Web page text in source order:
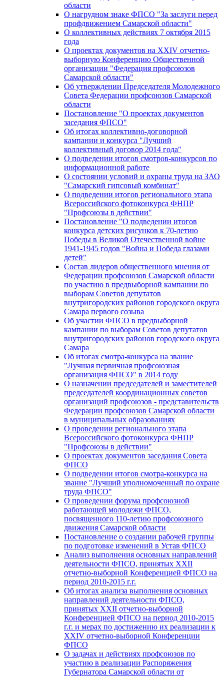
области
О нагрудном знаке ФПСО "За заслуги перед
профдвижением Самарской области"
О коллективных действиях 7 октября 2015
года
О проектах документов на XXIV отчетно-
выборную Конференцию Общественной
организации "Федерация профсоюзов
Самарской области"
Об утверждении Председателя Молодежного
Совета Федерации профсоюзов Самарской
области
Постановление "О проектах документов
заседания ФПСО"
Об итогах коллективно-договорной
кампании и конкурса "Лучший
коллективный договор 2014 года"
О подведении итогов смотров-конкурсов по
информационной работе
О состоянии условий и охраны труда на ЗАО
"Самарский гипсовый комбинат"
О подведении итогов регионального этапа
Всероссийского фотоконкурса ФНПР
"Профсоюзы в действии"
Постановление "О подведении итогов
конкурса детских рисунков к 70-летию
Победы в Великой Отечественной войне
1941-1945 годов "Война и Победа глазами
детей"
Состав лидеров общественного мнения от
Федерации профсоюзов Самарской области
по участию в предвыборной кампании по
выборам Советов депутатов
внутригородских районов городского округа
Самара первого созыва
Об участии ФПСО в предвыборной
кампании по выборам Советов депутатов
внутригородских районов городского округа
Самара
Об итогах смотра-конкурса на звание
"Лучшая первичная профсоюзная
организация ФПСО" в 2014 году
О назначении председателей и заместителей
председателей координационных советов
организаций профсоюзов - представительств
Федерации профсоюзов Самарской области
в муниципальных образованиях
О проведении регионального этапа
Всероссийского фотоконкурса ФНПР
"Профсоюзы в действии"
О проектах документов заседания Совета
ФПСО
О подведении итогов смотра-конкурса на
звание "Лучший уполномоченный по охране
труда ФПСО"
О проведении форума профсоюзной
работающей молодежи ФПСО,
посвященного 110-летию профсоюзного
движения Самарской области
Постановление о создании рабочей группы
по подготовке изменений в Устав ФПСО
Анализ выполнения основных направлений
деятельности ФПСО, принятых XXII
отчетно-выборной Конференцией ФПСО на
период 2010-2015 г.г.
Об итогах анализа выполнения основных
направлений деятельности ФПСО,
принятых XXII отчетно-выборной
Конференцией ФПСО на период 2010-2015
г.г. и мерах по достижению их реализации к
XXIV отчетно-выборной Конференции
ФПСО
О задачах и действиях профсоюзов по
участию в реализации Распоряжения
Губернатора Самарской области от